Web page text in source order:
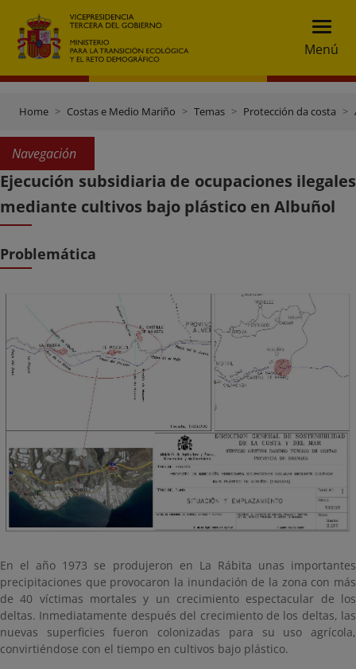
Menú
Home Costas e Medio Mariño Temas Protección da costa
Navegación
Ejecución subsidiaria de ocupaciones ilegales
mediante cultivos bajo plástico en Albuñol
Problemática
En el año 1973 se produjeron en La Rábita unas importantes
precipitaciones que provocaron la inundación de la zona con más
de 40 víctimas mortales y un crecimiento espectacular de los
deltas. Inmediatamente después del crecimiento de los deltas, las
nuevas superficies fueron colonizadas para su uso agrícola,
convirtiéndose con el tiempo en cultivos bajo plástico.